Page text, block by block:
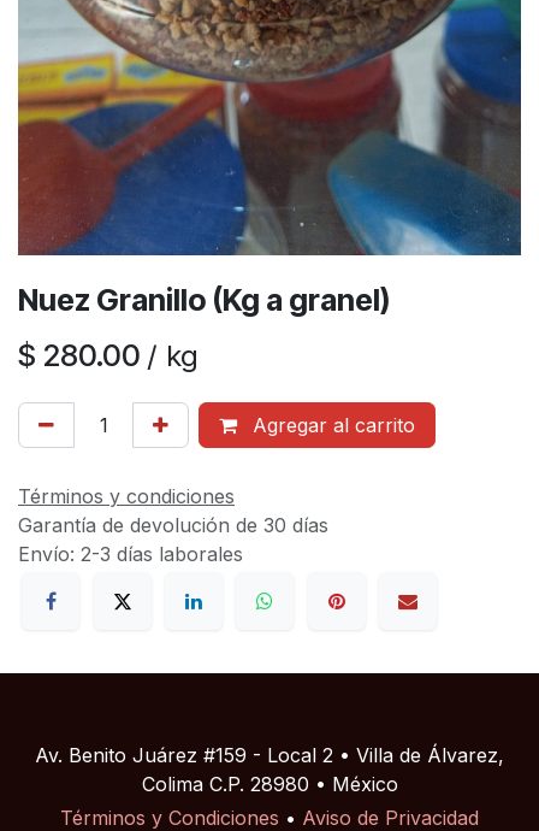
Nuez Granillo (Kg a granel)
$ 280.00 / kg
Agregar al carrito
Términos y condiciones
Garantía de devolución de 30 días
Envío: 2-3 días laborales
Av. Benito Juárez #159 - Local 2 • Villa de Álvarez,
Colima C.P. 28980 • México
Términos y Condiciones • Aviso de Privacidad